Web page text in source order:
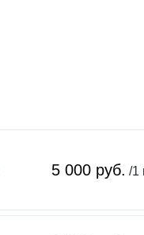
5 000 руб. /1